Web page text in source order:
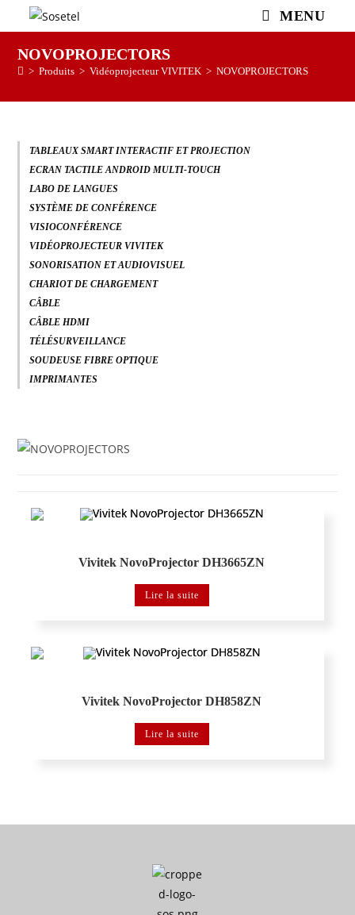
MENU
NOVOPROJECTORS
> Produits > Vidéoprojecteur VIVITEK > NOVOPROJECTORS
TABLEAUX SMART INTERACTIF ET PROJECTION
ECRAN TACTILE ANDROID MULTI-TOUCH
LABO DE LANGUES
SYSTÈME DE CONFÉRENCE
VISIOCONFÉRENCE
VIDÉOPROJECTEUR VIVITEK
SONORISATION ET AUDIOVISUEL
CHARIOT DE CHARGEMENT
CÂBLE
CÂBLE HDMI
TÉLÉSURVEILLANCE
SOUDEUSE FIBRE OPTIQUE
IMPRIMANTES
Vivitek NovoProjector DH3665ZN
Lire la suite
Vivitek NovoProjector DH858ZN
Lire la suite